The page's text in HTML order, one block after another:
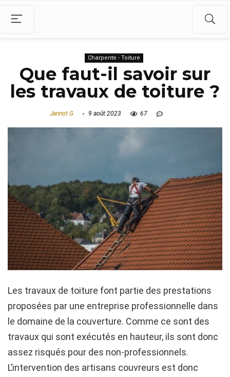
Charpente - Toiture
Que faut-il savoir sur
les travaux de toiture ?
Jannot G 9 août 2023 67
Les travaux de toiture font partie des prestations
proposées par une entreprise professionnelle dans
le domaine de la couverture. Comme ce sont des
travaux qui sont exécutés en hauteur, ils sont donc
assez risqués pour des non-professionnels.
L’intervention des artisans couvreurs est donc